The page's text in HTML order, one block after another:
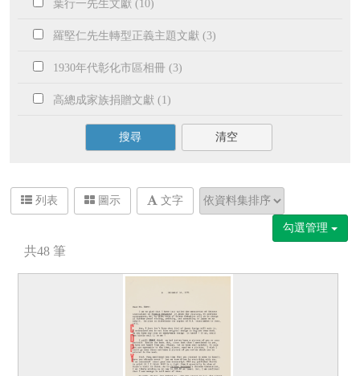
葉行一先生文獻 (10)
羅堅仁先生轉型正義主題文獻 (3)
1930年代彰化市區相冊 (3)
高總成家族捐贈文獻 (1)
搜尋 清空
列表 圖示 文字
勾選管理
共48 筆